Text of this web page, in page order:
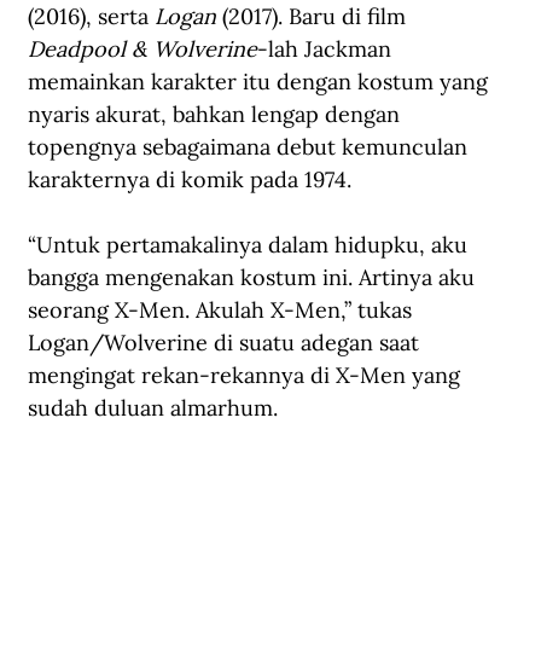
(2016), serta Logan (2017). Baru di film
Deadpool & Wolverine-lah Jackman
memainkan karakter itu dengan kostum yang
nyaris akurat, bahkan lengap dengan
topengnya sebagaimana debut kemunculan
karakternya di komik pada 1974.
“Untuk pertamakalinya dalam hidupku, aku
bangga mengenakan kostum ini. Artinya aku
seorang X-Men. Akulah X-Men,” tukas
Logan/Wolverine di suatu adegan saat
mengingat rekan-rekannya di X-Men yang
sudah duluan almarhum.